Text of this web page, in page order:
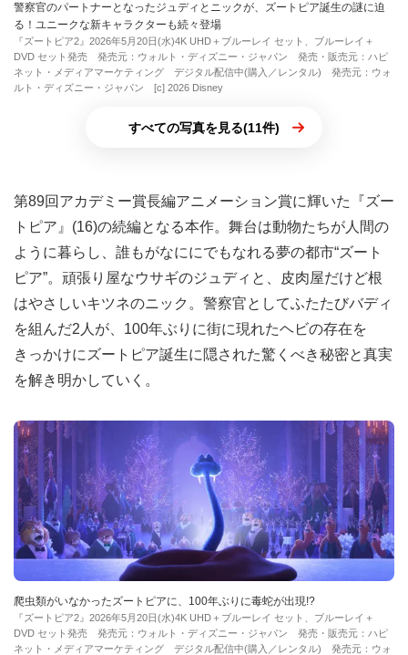
警察官のパートナーとなったジュディとニックが、ズートピア誕生の謎に迫
る！ユニークな新キャラクターも続々登場
『ズートピア2』2026年5月20日(水)4K UHD＋ブルーレイ セット、ブルーレイ＋
DVD セット発売 発売元：ウォルト・ディズニー・ジャパン 発売・販売元：ハピ
ネット・メディアマーケティング デジタル配信中(購入／レンタル) 発売元：ウォ
ルト・ディズニー・ジャパン [c] 2026 Disney
すべての写真を見る(11件)
第89回アカデミー賞長編アニメーション賞に輝いた『ズー
トピア』(16)の続編となる本作。舞台は動物たちが人間の
ように暮らし、誰もがなににでもなれる夢の都市“ズート
ピア”。頑張り屋なウサギのジュディと、皮肉屋だけど根
はやさしいキツネのニック。警察官としてふたたびバディ
を組んだ2人が、100年ぶりに街に現れたヘビの存在を
きっかけにズートピア誕生に隠された驚くべき秘密と真実
を解き明かしていく。
爬虫類がいなかったズートピアに、100年ぶりに毒蛇が出現!?
『ズートピア2』2026年5月20日(水)4K UHD＋ブルーレイ セット、ブルーレイ＋
DVD セット発売 発売元：ウォルト・ディズニー・ジャパン 発売・販売元：ハピ
ネット・メディアマーケティング デジタル配信中(購入／レンタル) 発売元：ウォ